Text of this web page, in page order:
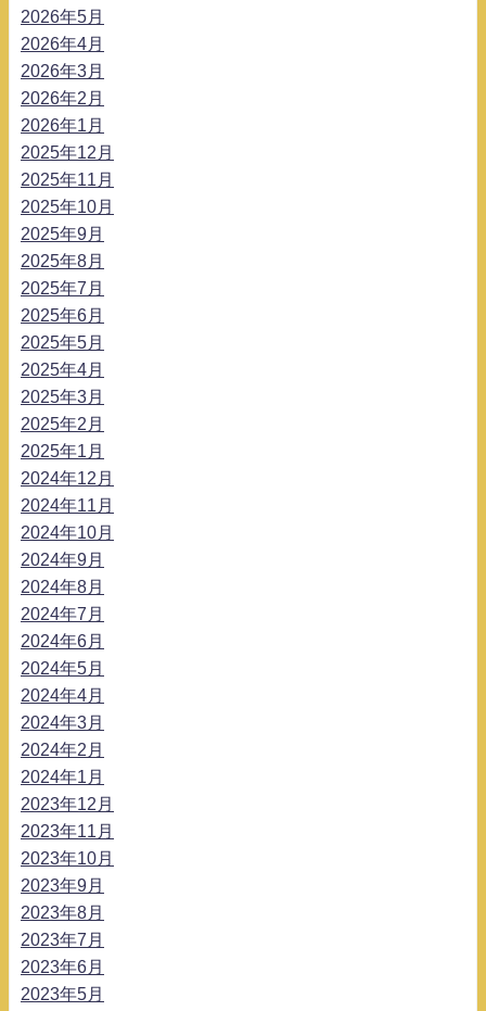
2026年5月
2026年4月
2026年3月
2026年2月
2026年1月
2025年12月
2025年11月
2025年10月
2025年9月
2025年8月
2025年7月
2025年6月
2025年5月
2025年4月
2025年3月
2025年2月
2025年1月
2024年12月
2024年11月
2024年10月
2024年9月
2024年8月
2024年7月
2024年6月
2024年5月
2024年4月
2024年3月
2024年2月
2024年1月
2023年12月
2023年11月
2023年10月
2023年9月
2023年8月
2023年7月
2023年6月
2023年5月